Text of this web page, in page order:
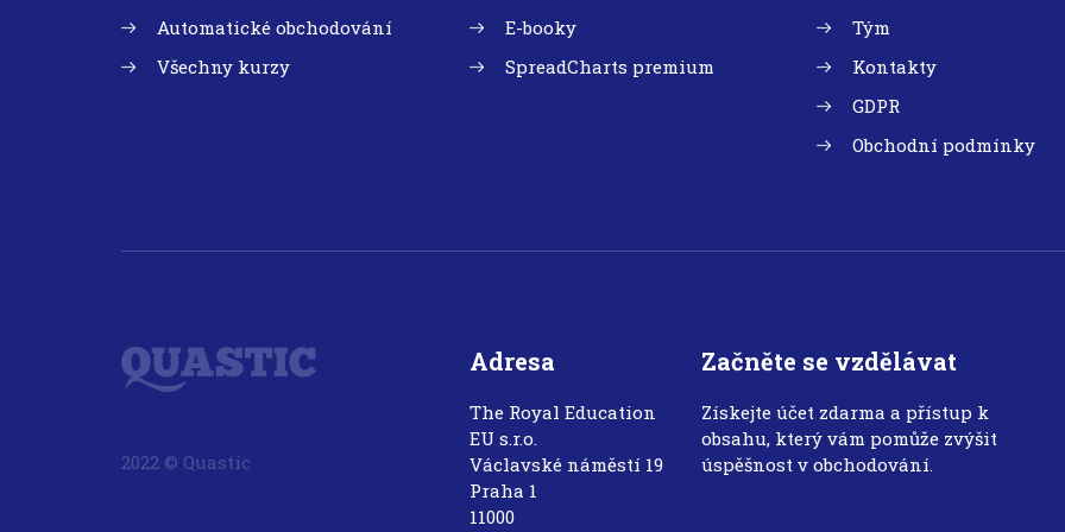
Automatické obchodování
Všechny kurzy
E-booky
SpreadCharts premium
Tým
Kontakty
GDPR
Obchodní podmínky
2022 © Quastic
Adresa
The Royal Education
EU s.r.o.
Václavské náměstí 19
Praha 1
11000
Začněte se vzdělávat
Získejte účet zdarma a přístup k
obsahu, který vám pomůže zvýšit
úspěšnost v obchodování.